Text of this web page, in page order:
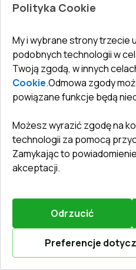
Przedsprzedaż
Drzwi balkonowe 1800x2300
REHAU SYNEGO
System profili:
Głębokość ramy:
Uszczelka:
Oszklenie
Ochrona
1631,13 €
1141,80 €
Więcej
Polityka Cookie
My i wybrane strony trzecie
podobnych technologii w
Twoją zgodą, w innych
Cookie.Odmowa zgody
powiązane funkcje będą
Możesz wyrazić zgodę na
technologii za pomocą
Zamykając to
akceptacji.
Odrzucić
Preferencje